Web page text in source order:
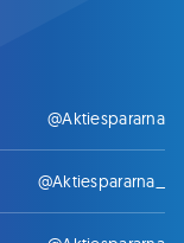
@Aktiespararna
@Aktiespararna_